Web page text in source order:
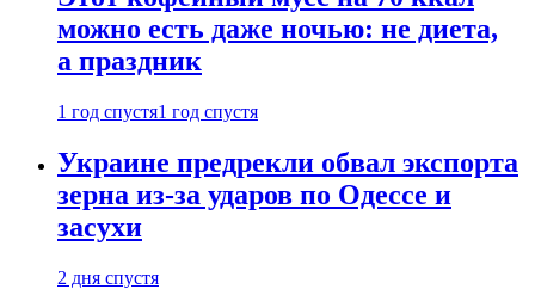
можно есть даже ночью: не диета,
а праздник
1 год спустя1 год спустя
Украине предрекли обвал экспорта
зерна из-за ударов по Одессе и
засухи
2 дня спустя